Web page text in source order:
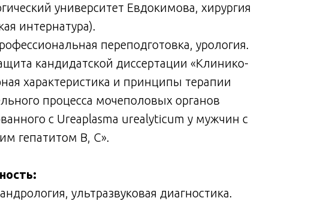
университет Евдокимова, хирургия
интернатура).
переподготовка, урология.
кандидатской диссертации «Клинико-
характеристика и принципы терапии
процесса мочеполовых органов
с Ureaplasma urealyticum у мужчин с
гепатитом В, С».
ультразвуковая диагностика.